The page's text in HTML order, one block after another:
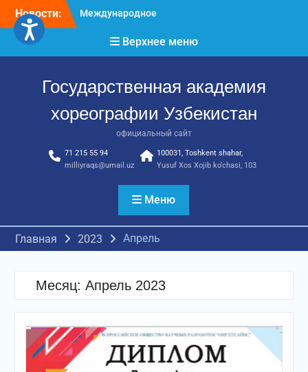
Перейти
содержимому
Новости:
Международное
достижения молодых
хореографов
пространство!
Международное
признание и новые
достижения молодых
Верхнее меню
Государственная академия
хореографии Узбекистан
официальный сайт
71 215 55 94
milliyraqs@umail.uz
100031, Toshkent shahar,
Yusuf Xos Xojib ko‘chasi, 103
Меню
Главная 2023 Апрель
Месяц: Апрель 2023